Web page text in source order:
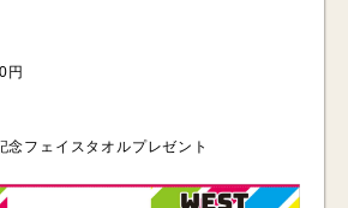
円
念フェイスタオルプレゼント